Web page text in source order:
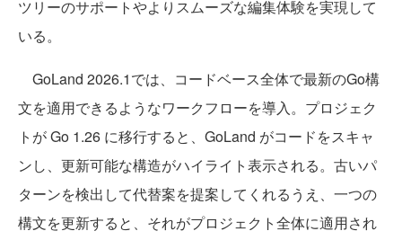
ツリーのサポートやよりスムーズな編集体験を実現して
いる。
GoLand 2026.1では、コードベース全体で最新のGo構
文を適用できるようなワークフローを導入。プロジェク
トが Go 1.26 に移行すると、GoLand がコードをスキャ
ンし、更新可能な構造がハイライト表示される。古いパ
ターンを検出して代替案を提案してくれるうえ、一つの
構文を更新すると、それがプロジェクト全体に適用され